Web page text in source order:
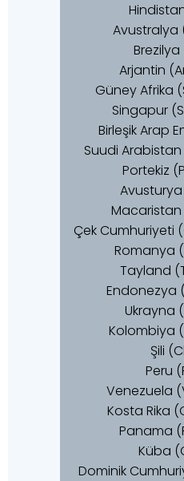
Avustralya
Brezilya
Arjantin
Güney Afrika
Singapur
Birleşik Arap
Suudi
Portekiz
Çek Cumhuriyeti
Romanya
Tayland
Endonezya
Ukrayna
Kolombiya
Şili
Peru
Venezuela
Kosta Rika
Panama
Küba
Dominik